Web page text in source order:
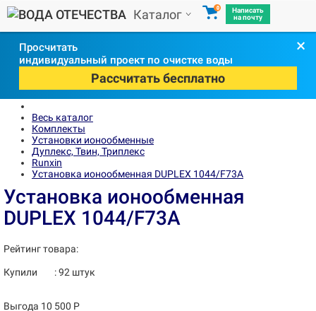
Каталог 0
Написать
на почту
Просчитать
индивидуальный проект по очистке воды
Рассчитать бесплатно
×
Весь каталог
Комплекты
Установки ионообменные
Дуплекс, Твин, Триплекс
Runxin
Установка ионообменная DUPLEX 1044/F73A
Установка ионообменная
DUPLEX 1044/F73A
Рейтинг товара:
Купили :92 штук
Выгода 10 500 Р